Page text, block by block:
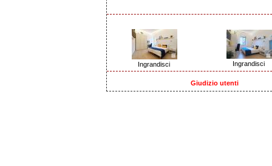
Ingrandisci Ingrandisci
Giudizio utenti